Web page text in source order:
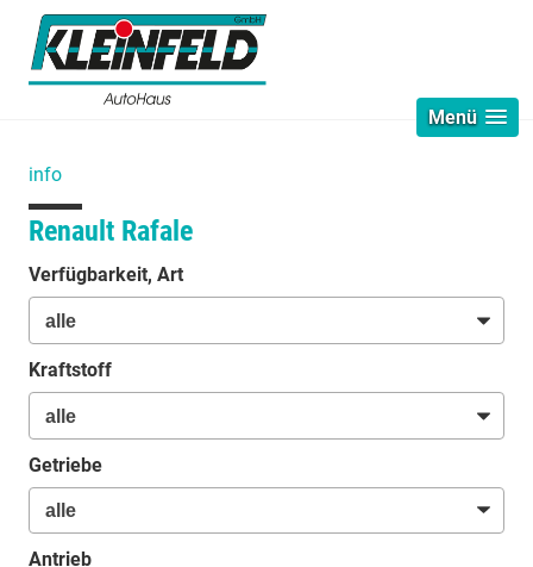
Menü
info
Renault Rafale
Verfügbarkeit, Art
Kraftstoff
Getriebe
Antrieb